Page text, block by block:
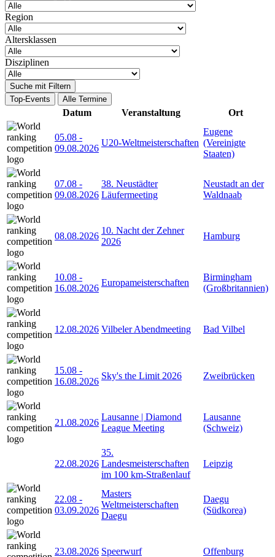
Region
Altersklassen
Disziplinen
Suche mit Filtern
Top-Events
Alle Termine
Datum Veranstaltung Ort
05.08 -
09.08.2026
U20-Weltmeisterschaften
Eugene
(Vereinigte
Staaten)
07.08 -
09.08.2026
38. Neustädter
Läufermeeting
Neustadt an der
Waldnaab
08.08.2026
10. Nacht der Zehner
2026
Hamburg
10.08 -
16.08.2026
Europameisterschaften
Birmingham
(Großbritannien)
12.08.2026 Vilbeler Abendmeeting Bad Vilbel
15.08 -
16.08.2026
Sky's the Limit 2026 Zweibrücken
21.08.2026
Lausanne | Diamond
League Meeting
Lausanne
(Schweiz)
22.08.2026
35.
Landesmeisterschaften
im 100 km-Straßenlauf
Leipzig
22.08 -
03.09.2026
Masters
Weltmeisterschaften
Daegu
Daegu
(Südkorea)
23.08.2026 Speerwurf Offenburg